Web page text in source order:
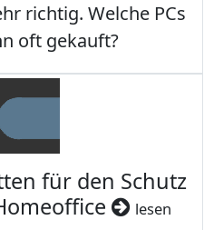
richtig. Welche PCs
oft gekauft?
für den Schutz
lesen